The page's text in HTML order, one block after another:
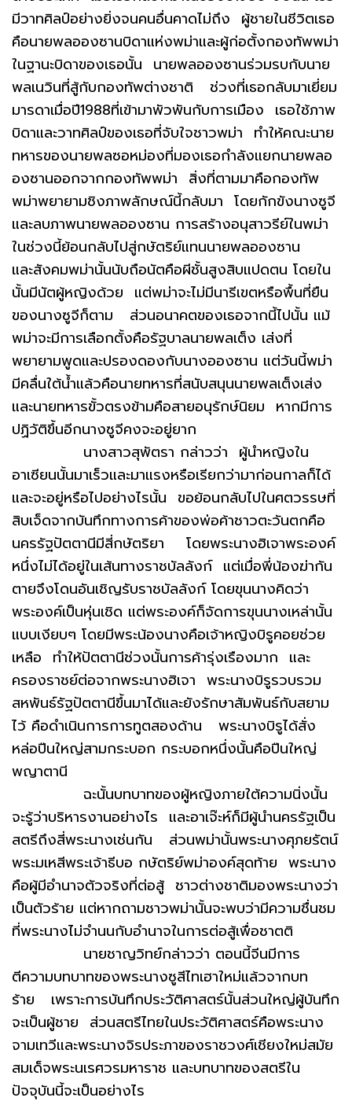
มีวาทศิลป์อย่างยิ่งจนคนอื่นคาดไม่ถึง ผู้ชายในชีวิตเธอ
คือนายพลอองซานบิดาแห่งพม่าและผู้ก่อตั้งกองทัพพม่า
ในฐานะบิดาของเธอนั้น นายพลอองซานร่วมรบกับนาย
พลเนวินที่สู้กับกองทัพต่างชาติ ช่วงที่เธอกลับมาเยี่ยม
มารดาเมื่อปี1988ที่เข้ามาพัวพันกับการเมือง เธอใช้ภาพ
บิดาและวาทศิลป์ของเธอที่จับใจชาวพม่า ทำให้คณะนาย
ทหารของนายพลซอหม่องที่มองเธอกำลังแยกนายพลอ
องซานออกจากกองทัพพม่า สิ่งที่ตามมาคือกองทัพ
พม่าพยายามชิงภาพลักษณ์นี้กลับมา โดยกักขังนางซูจี
และลบภาพนายพลอองซาน การสร้างอนุสาวรีย์ในพม่า
ในช่วงนี้ย้อนกลับไปสู่กษัตริย์แทนนายพลอองซาน
และสังคมพม่านั้นนับถือนัตคือผีชั้นสูงสิบแปดตน โดยใน
นั้นมีนัตผู้หญิงด้วย แต่พม่าจะไม่มีนารีเขตหรือพื้นที่ยืน
ของนางซูจีก็ตาม ส่วนอนาคตของเธอจากนี้ไปนั้น แม้
พม่าจะมีการเลือกตั้งคือรัฐบาลนายพลเต็ง เส่งที่
พยายามพูดและปรองดองกับนางอองซาน แต่วันนี้พม่า
มีคลื่นใต้น้ำแล้วคือนายทหารที่สนับสนุนนายพลเต็งเส่ง
และนายทหารขั้วตรงข้ามคือสายอนุรักษ์นิยม หากมีการ
ปฏิวัติขึ้นอีกนางซูจีคงจะอยู่ยาก
นางสาวสุพัตรา กล่าวว่า ผู้นำหญิงใน
อาเซียนนั้นมาเร็วและมาแรงหรือเรียกว่ามาก่อนกาลก็ได้
และจะอยู่หรือไปอย่างไรนั้น ขอย้อนกลับไปในศตวรรษที่
สิบเจ็ดจากบันทึกทางการค้าของพ่อค้าชาวตะวันตกคือ
นครรัฐปัตตานีมีสี่กษัตริยา โดยพระนางฮิเจาพระองค์
หนึ่งไม่ได้อยู่ในเส้นทางราชบัลลังก์ แต่เมื่อพี่น้องฆ่ากัน
ตายจึงโดนอันเชิญรับราชบัลลังก์ โดยขุนนางคิดว่า
พระองค์เป็นหุ่นเชิด แต่พระองค์ก็จัดการขุนนางเหล่านั้น
แบบเงียบๆ โดยมีพระน้องนางคือเจ้าหญิงบิรูคอยช่วย
เหลือ ทำให้ปัตตานีช่วงนั้นการค้ารุ่งเรืองมาก และ
ครองราชย์ต่อจากพระนางฮิเจา พระนางบิรูรวบรวม
สหพันธ์รัฐปัตตานีขึ้นมาได้และยังรักษาสัมพันธ์กับสยาม
ไว้ คือดำเนินการการทูตสองด้าน พระนางบิรูได้สั่ง
หล่อปืนใหญ่สามกระบอก กระบอกหนึ่งนั้นคือปืนใหญ่
พญาตานี
ฉะนั้นบทบาทของผู้หญิงภายใต้ความนิ่งนั้น
จะรู้ว่าบริหารงานอย่างไร และอาเจ๊ะห์ก็มีผู้นำนครรัฐเป็น
สตรีถึงสี่พระนางเช่นกัน ส่วนพม่านั้นพระนางศุภยรัตน์
พระมเหสีพระเจ้าธีบอ กษัตริย์พม่าองค์สุดท้าย พระนาง
คือผู้มีอำนาจตัวจริงที่ต่อสู้ ชาวต่างชาติมองพระนางว่า
เป็นตัวร้าย แต่หากถามชาวพม่านั้นจะพบว่ามีความชื่นชม
ที่พระนางไม่จำนนกับอำนาจในการต่อสู้เพื่อชาตติ
นายชาญวิทย์กล่าวว่า ตอนนี้จีนมีการ
ตีความบทบาทของพระนางซูสีไทเฮาใหม่แล้วจากบท
ร้าย เพราะการบันทึกประวัติศาสตร์นั้นส่วนใหญ่ผู้บันทึก
จะเป็นผู้ชาย ส่วนสตรีไทยในประวัติศาสตร์คือพระนาง
จามเทวีและพระนางจิรประภาของราชวงศ์เชียงใหม่สมัย
สมเด็จพระนเรศวรมหาราช และบทบาทของสตรีใน
ปัจจุบันนี้จะเป็นอย่างไร